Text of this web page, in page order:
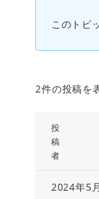
このトピ
2件の投稿を
投
稿
者
2024年5